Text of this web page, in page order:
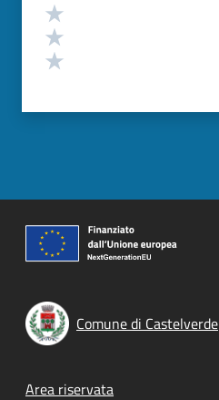
Comune di Castelverde
Area riservata